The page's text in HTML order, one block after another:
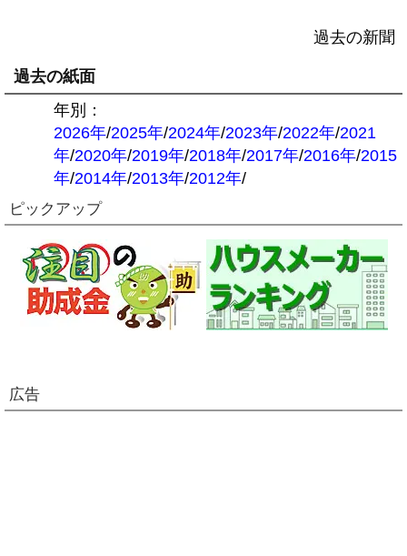
過去の新聞
過去の紙面
年別：
2026年/2025年/2024年/2023年/2022年/2021
年/2020年/2019年/2018年/2017年/2016年/2015
年/2014年/2013年/2012年/
ピックアップ
広告